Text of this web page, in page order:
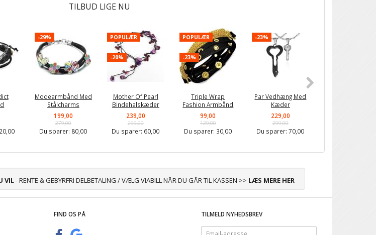
TILBUD LIGE NU
20,00
-29%
Modearmbånd Med
Stålcharms
199,00
279,00
Du sparer: 80,00
POPULÆR
-20%
Mother Of Pearl
Bindehalskæder
239,00
299,00
Du sparer: 60,00
POPULÆR
-23%
Triple Wrap
Fashion Armbånd
99,00
129,00
Du sparer: 30,00
-23%
Par Vedhæng Med
Kæder
229,00
299,00
Du sparer:70,00
VIL- RENTE & GEBYRFRI DELBETALING / VÆLG VIABILL NÅR DU GÅR TIL KASSEN >> LÆS MERE HER
FIND OS PÅ
TILMELD NYHEDSBREV
Email-